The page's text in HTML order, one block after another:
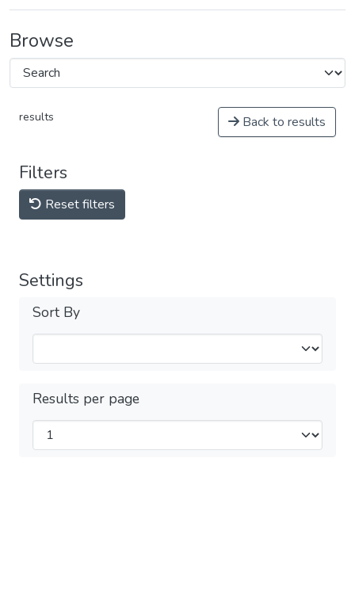
Browse
results Back to results
Filters
Reset filters
Settings
Sort By
Results per page